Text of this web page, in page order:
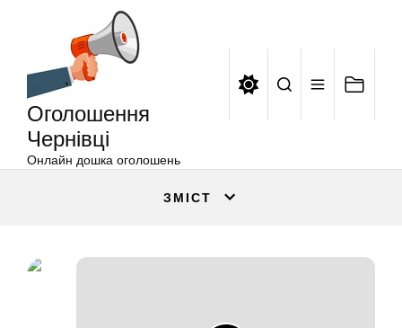
Оголошення
Чернівці
Онлайн дошка оголошень
ЗМІСТ